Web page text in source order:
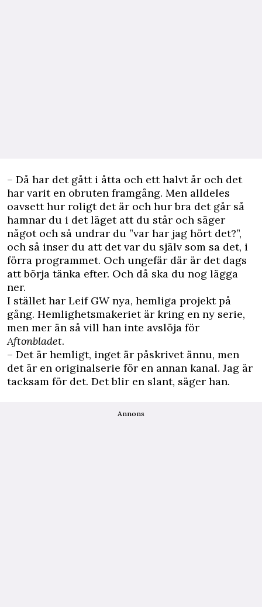
– Då har det gått i åtta och ett halvt år och det
har varit en obruten framgång. Men alldeles
oavsett hur roligt det är och hur bra det går så
hamnar du i det läget att du står och säger
något och så undrar du ”var har jag hört det?”,
och så inser du att det var du själv som sa det, i
förra programmet. Och ungefär där är det dags
att börja tänka efter. Och då ska du nog lägga
ner.
I stället har Leif GW nya, hemliga projekt på
gång. Hemlighetsmakeriet är kring en ny serie,
men mer än så vill han inte avslöja för
Aftonbladet.
– Det är hemligt, inget är påskrivet ännu, men
det är en originalserie för en annan kanal. Jag är
tacksam för det. Det blir en slant, säger han.
Annons